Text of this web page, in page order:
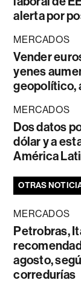
alerta por
MERCADOS
Vender
yenes
geopolítico,
MERCADOS
Dos datos
dólar y a
América
OTRAS
MERCADOS
Petrobras,
agosto,
corredurías